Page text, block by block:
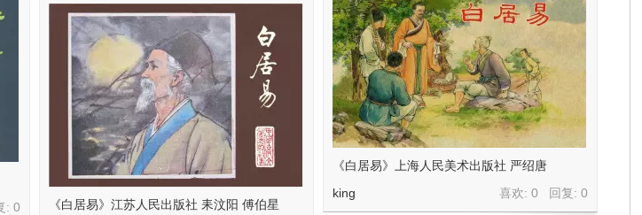
:0
《白居易》上海人民美术出版社 严绍唐
喜欢: 0 回复:0
king
《白居易》江苏人民出版社 耒汶阳 傅伯星